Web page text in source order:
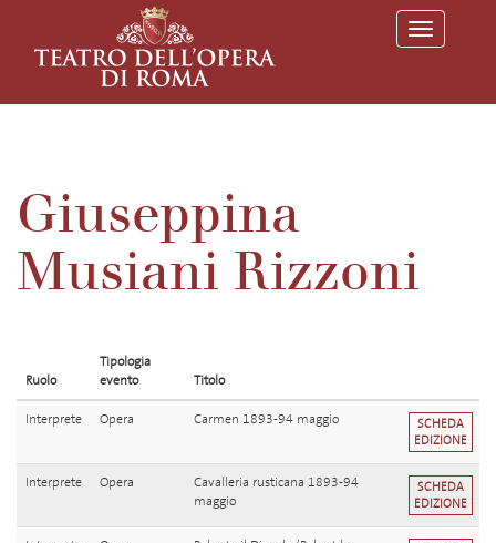
T
o
l
Giuseppina
Musiani Rizzoni
Ruolo
Tipologia
evento
Titolo
Interprete Opera Carmen 1893-94 maggio
SCHEDA
EDIZIONE
Interprete Opera
Cavalleria rusticana 1893-94
maggio
SCHEDA
EDIZIONE